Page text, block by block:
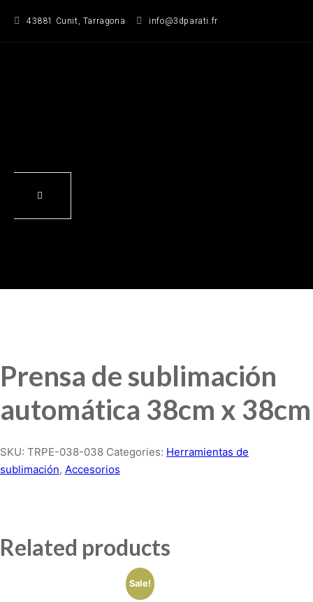
Inhalt 43881 Cunit, Tarragona info@3dparati.fr
Prensa de sublimación
automática 38cm x 38cm
SKU: TRPE-038-038 Categories: Herramientas de
sublimación, Accesorios
Related products
Sale!